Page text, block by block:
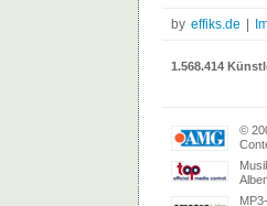
by effiks.de
1.568.414
©